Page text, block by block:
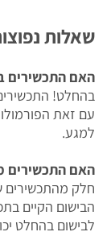
שאלות
האם התכשירים
בהחלט! התכשירים
עם זאת
למגע.
האם התכשירים
חלק מהתכשירים
הבישום הקיים
לבישום בהחלט